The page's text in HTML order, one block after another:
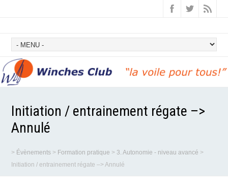
Initiation / entrainement régate –>
Annulé
> Évènements > Formation pratique > 3. Autonomie - niveau avancé >
Initiation / entrainement régate –> Annulé